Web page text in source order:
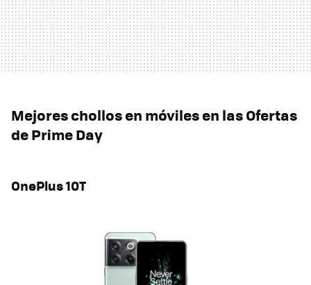
Mejores chollos en móviles en las Ofertas
de Prime Day
OnePlus 10T